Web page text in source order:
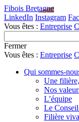
Fibois Bretagne
LinkedIn Instagram
Vous êtes : Entreprise
Fermer
Vous êtes : Entreprise
Qui sommes-
Une
Nos
L’équipe
Le
Filière